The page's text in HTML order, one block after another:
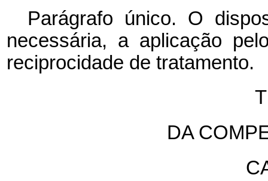
Parágrafo único. O
necessária, a aplicação
reciprocidade de tratamento.
DA